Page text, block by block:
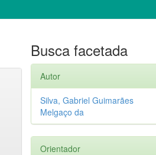
Busca facetada
Autor
Silva, Gabriel Guimarães
Melgaço da
Orientador